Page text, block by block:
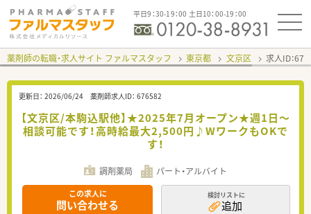
平日9：30-19：00 土日10：00-19：00
薬剤師の転職・求人サイト ファルマスタッフ 東京都 文京区 求人ID：
更新日： 2026/06/24 薬剤師求人ID： 676582
【文京区/本駒込駅他】★2025年7月オープン★週1日～
相談可能です！高時給最大2,500円♪WワークもOKで
す！
調剤薬局 パート・アルバイト
この求人に
問い合わせる
検討リストに
追加